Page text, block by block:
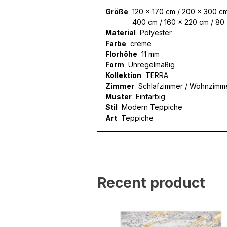
Größe 120 x 170 cm / 200 x 300
400 cm / 160 x 220 cm / 80
Material Polyester
Farbe creme
Florhöhe 11 mm
Form Unregelmäßig
Kollektion TERRA
Zimmer Schlafzimmer /
Muster Einfarbig
Stil Modern Teppiche
Art Teppiche
Recent product
Wir verwenden Cookies,
können und um unseren
Website an unsere
mit weiteren Daten
Dienste gesammelt haben.
Notwendig
Notwendige Cookies sind
Beispiel das Bereitstellen
Website aussieht oder
Statistik